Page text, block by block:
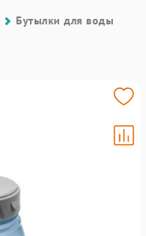
Бутылки для воды